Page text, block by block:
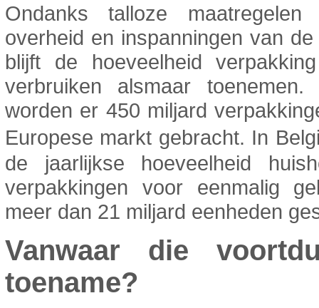
Ondanks talloze
overheid en inspanningen van
blijft de hoeveelheid
verbruiken alsmaar
worden er 450 miljard
Europese markt gebracht. In
de jaarlijkse hoeveelheid
verpakkingen voor eenmalig
meer dan 21 miljard eenheden
Vanwaar die
toename?